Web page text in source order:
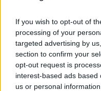
If you wish to opt-out of
processing of your
targeted advertising by
section to confirm your
opt-out request is
interest-based ads
us or personal
06.08.2026
Υπόθεση Marfin:
Πότε θα οδηγηθεί
Πωλήτρια σε
κατηγορείται για